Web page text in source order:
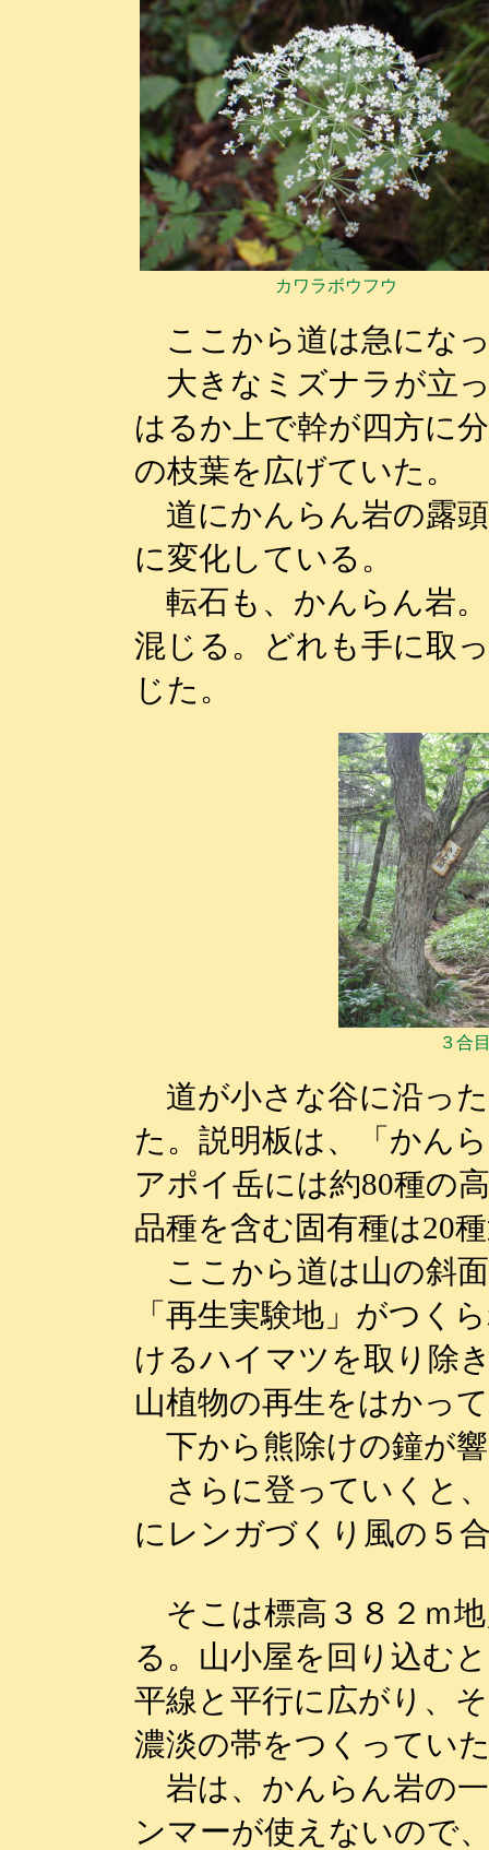
カワラボウフウ
ここから道は急にな
大きなミズナラが立
はるか上で幹が四方に
の枝葉を広げていた。
道にかんらん岩の露
に変化している。
転石も、かんらん岩
混じる。どれも手に取
じた。
３合
道が小さな谷に沿っ
た。説明板は、「かん
アポイ岳には約80種の
品種を含む固有種は20
ここから道は山の斜
「再生実験地」がつく
けるハイマツを取り除
山植物の再生をはかっ
下から熊除けの鐘が
さらに登っていくと
にレンガづくり風の５
そこは標高３８２ｍ
る。山小屋を回り込む
平線と平行に広がり、
濃淡の帯をつくってい
岩は、かんらん岩の
ンマーが使えないので